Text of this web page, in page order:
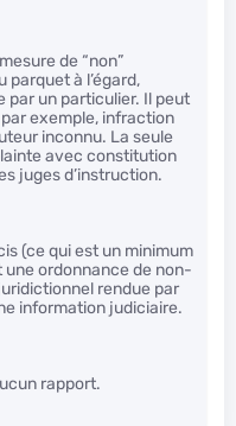
de “non”
parquet à l’égard,
par un particulier. Il peut
exemple, infraction
inconnu. La seule
avec constitution
juges d’instruction.
(ce qui est un minimum
ordonnance de non-
rendue par
information judiciaire.
rapport.